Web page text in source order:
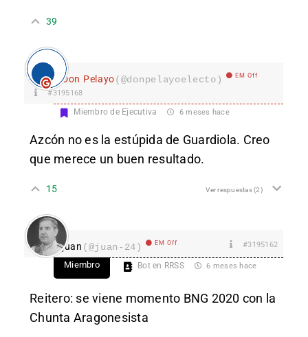
39
Don Pelayo(@donpelayoelecto) EM Off
#3195168
Miembro de Ejecutiva 6 meses hace
Azcón no es la estúpida de Guardiola. Creo
que merece un buen resultado.
15 Ver respuestas(2)
juan (@juan-24) EM Off #3195162
Miembro Bot en RRSS 6 meses hace
Reitero: se viene momento BNG 2020 con la
Chunta Aragonesista